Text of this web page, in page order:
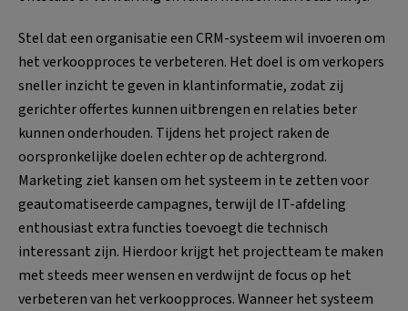
Stel dat een organisatie een CRM-systeem wil invoeren om
het verkoopproces te verbeteren. Het doel is om verkopers
sneller inzicht te geven in klantinformatie, zodat zij
gerichter offertes kunnen uitbrengen en relaties beter
kunnen onderhouden. Tijdens het project raken de
oorspronkelijke doelen echter op de achtergrond.
Marketing ziet kansen om het systeem in te zetten voor
geautomatiseerde campagnes, terwijl de IT-afdeling
enthousiast extra functies toevoegt die technisch
interessant zijn. Hierdoor krijgt het projectteam te maken
met steeds meer wensen en verdwijnt de focus op het
verbeteren van het verkoopproces. Wanneer het systeem